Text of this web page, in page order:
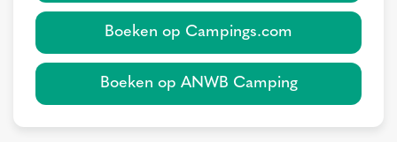
Boeken op Campings.com
Boeken op ANWB Camping